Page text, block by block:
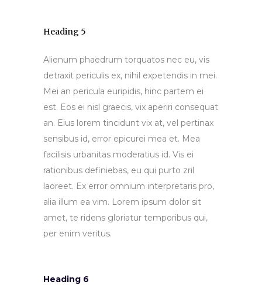
Heading 5
Alienum phaedrum torquatos nec eu, vis
detraxit periculis ex, nihil expetendis in mei.
Mei an pericula euripidis, hinc partem ei
est. Eos ei nisl graecis, vix aperiri consequat
an. Eius lorem tincidunt vix at, vel pertinax
sensibus id, error epicurei mea et. Mea
facilisis urbanitas moderatius id. Vis ei
rationibus definiebas, eu qui purto zril
laoreet. Ex error omnium interpretaris pro,
alia illum ea vim. Lorem ipsum dolor sit
amet, te ridens gloriatur temporibus qui,
per enim veritus.
Heading 6